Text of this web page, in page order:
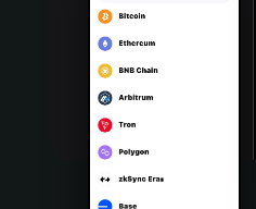
Português (Portugal)
Bahasa Indonesia